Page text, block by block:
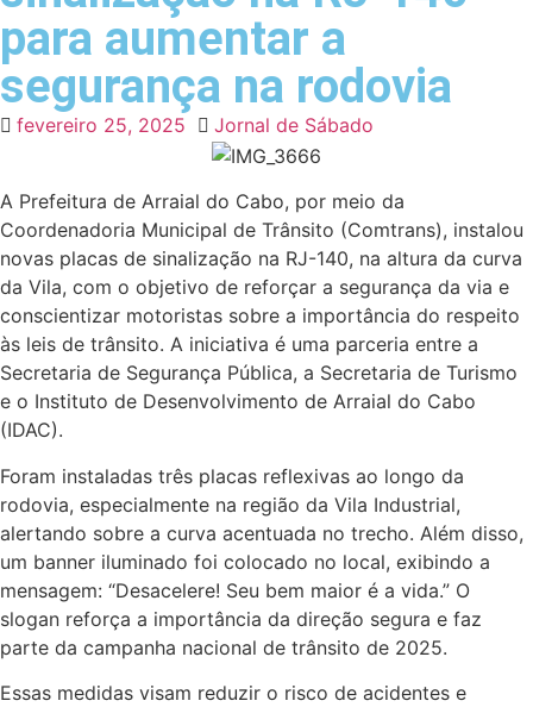
para aumentar a
segurança na rodovia
fevereiro 25, 2025 Jornal de Sábado
A Prefeitura de Arraial do Cabo, por meio da
Coordenadoria Municipal de Trânsito (Comtrans), instalou
novas placas de sinalização na RJ-140, na altura da curva
da Vila, com o objetivo de reforçar a segurança da via e
conscientizar motoristas sobre a importância do respeito
às leis de trânsito. A iniciativa é uma parceria entre a
Secretaria de Segurança Pública, a Secretaria de Turismo
e o Instituto de Desenvolvimento de Arraial do Cabo
(IDAC).
Foram instaladas três placas reflexivas ao longo da
rodovia, especialmente na região da Vila Industrial,
alertando sobre a curva acentuada no trecho. Além disso,
um banner iluminado foi colocado no local, exibindo a
mensagem: “Desacelere! Seu bem maior é a vida.” O
slogan reforça a importância da direção segura e faz
parte da campanha nacional de trânsito de 2025.
Essas medidas visam reduzir o risco de acidentes e